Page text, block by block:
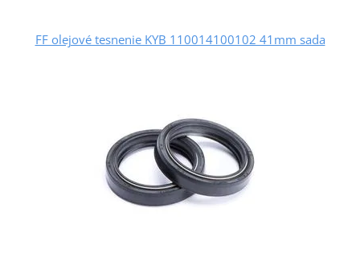
FF olejové tesnenie KYB 110014100102 41mm sada